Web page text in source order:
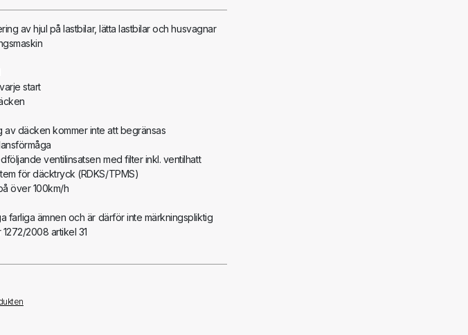
av hjul på lastbilar, lätta lastbilar och husvagnar
start
av däcken kommer inte att begränsas
ventilinsatsen med filter inkl. ventilhatt
för däcktryck (RDKS/TPMS)
över 100km/h
farliga ämnen och är därför inte märkningspliktig
2008 artikel 31